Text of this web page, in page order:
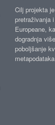
Cilj projekta
pretraživanja
Europeane,
dogradnja
poboljšanje